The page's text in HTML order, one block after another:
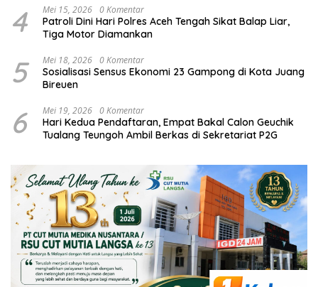
4 Mei 15, 2026 0 Komentar
Patroli Dini Hari Polres Aceh Tengah Sikat Balap Liar,
Tiga Motor Diamankan
5 Mei 18, 2026 0 Komentar
Sosialisasi Sensus Ekonomi 23 Gampong di Kota Juang
Bireuen
6 Mei 19, 2026 0 Komentar
Hari Kedua Pendaftaran, Empat Bakal Calon Geuchik
Tualang Teungoh Ambil Berkas di Sekretariat P2G